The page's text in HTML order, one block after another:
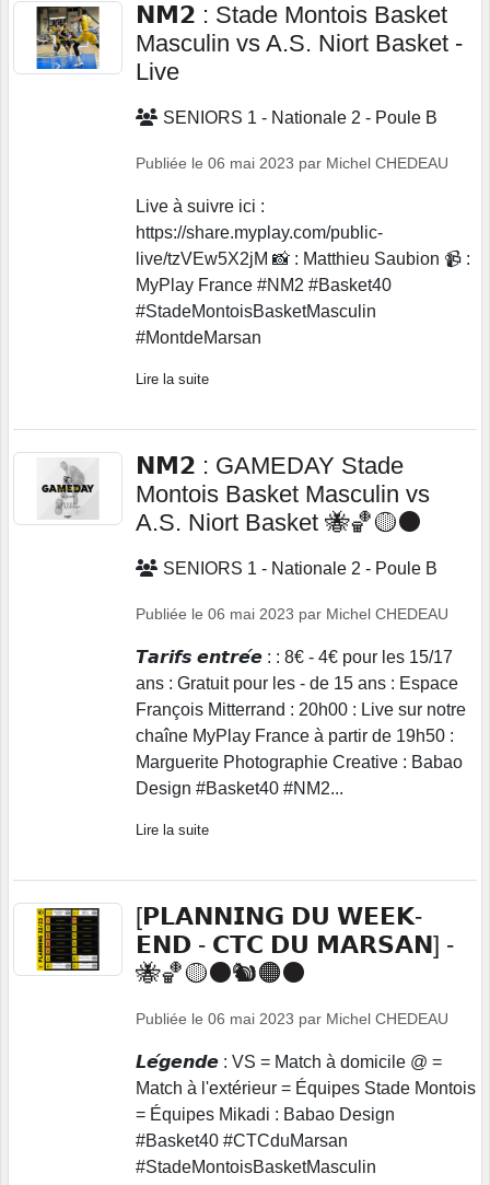
𝗡𝗠𝟮 : Stade Montois Basket
Masculin vs A.S. Niort Basket -
Live
SENIORS 1 - Nationale 2 - Poule B
Publiée le 06 mai 2023 par Michel CHEDEAU
Live à suivre ici :
https://share.myplay.com/public-
live/tzVEw5X2jM 📸 : Matthieu Saubion 📹 :
MyPlay France #NM2 #Basket40
#StadeMontoisBasketMasculin
#MontdeMarsan
Lire la suite
𝗡𝗠𝟮 : GAMEDAY Stade
Montois Basket Masculin vs
A.S. Niort Basket 🐝🏀🟡⚫
SENIORS 1 - Nationale 2 - Poule B
Publiée le 06 mai 2023 par Michel CHEDEAU
𝙏𝙖𝙧𝙞𝙛𝙨 𝙚𝙣𝙩𝙧𝙚́𝙚 : : 8€ - 4€ pour les 15/17
ans : Gratuit pour les - de 15 ans : Espace
François Mitterrand : 20h00 : Live sur notre
chaîne MyPlay France à partir de 19h50 :
Marguerite Photographie Creative : Babao
Design #Basket40 #NM2...
Lire la suite
[𝗣𝗟𝗔𝗡𝗡𝗜𝗡𝗚 𝗗𝗨 𝗪𝗘𝗘𝗞-
𝗘𝗡𝗗 - 𝗖𝗧𝗖 𝗗𝗨 𝗠𝗔𝗥𝗦𝗔𝗡] -
🐝🏀🟡⚫🐿️🟠⚫
Publiée le 06 mai 2023 par Michel CHEDEAU
𝙇𝙚́𝙜𝙚𝙣𝙙𝙚 : VS = Match à domicile @ =
Match à l'extérieur = Équipes Stade Montois
= Équipes Mikadi : Babao Design
#Basket40 #CTCduMarsan
#StadeMontoisBasketMasculin